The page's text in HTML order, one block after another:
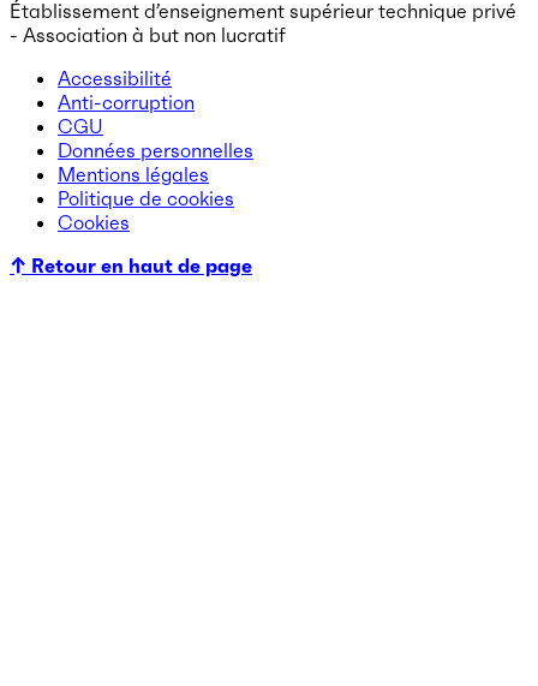
Établissement d’enseignement supérieur technique privé
- Association à but non lucratif
Accessibilité
Anti-corruption
CGU
Données personnelles
Mentions légales
Politique de cookies
Cookies
↑ Retour en haut de page